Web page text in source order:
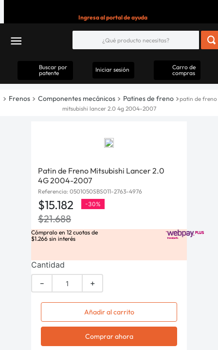
Ingresa al portal de ayuda
Buscar por
patente
Iniciar sesión
Carro de
compras
Frenos Componentes mecánicos Patines de freno
patin de freno
mitsubishi lancer 2.0 4g 2004-2007
Patin de Freno Mitsubishi Lancer 2.0
4G 2004-2007
Referencia: 0501050SBS011-2763-4976
$15.182 -30%
$21.688
Cómpralo en 12 cuotas de
$1.266 sin interés
Cantidad
＋
－
Añadir al carrito
Comprar ahora